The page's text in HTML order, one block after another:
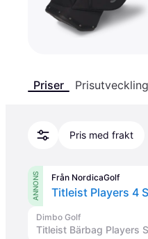
Priser Prisutveckling
Pris med frakt
ANNONS Från NordicaGolf
Titleist Players 4
Dimbo Golf
Titleist Bärbag Players